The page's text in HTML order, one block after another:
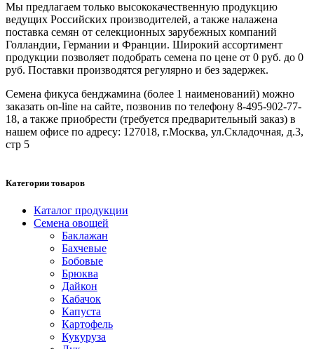
Мы предлагаем только высококачественную продукцию
ведущих Российских производителей, а также налажена
поставка семян от селекционных зарубежных компаний
Голландии, Германии и Франции. Широкий ассортимент
продукции позволяет подобрать семена по цене от 0 руб. до 0
руб. Поставки производятся регулярно и без задержек.
Семена фикуса бенджамина (более 1 наименований) можно
заказать on-line на сайте, позвонив по телефону 8-495-902-77-
18, а также приобрести (требуется предварительный заказ) в
нашем офисе по адресу: 127018, г.Москва, ул.Складочная, д.3,
стр 5
Категории товаров
Каталог продукции
Семена овощей
Баклажан
Бахчевые
Бобовые
Брюква
Дайкон
Кабачок
Капуста
Картофель
Кукуруза